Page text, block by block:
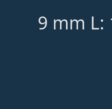
9 mm L: